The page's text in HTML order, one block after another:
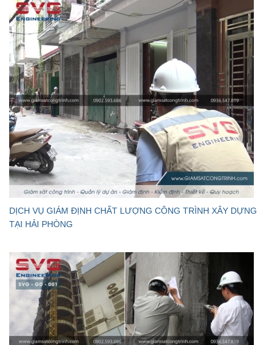
DỊCH VỤ GIÁM ĐỊNH CHẤT LƯỢNG CÔNG TRÌNH XÂY DỰNG
TẠI HẢI PHÒNG